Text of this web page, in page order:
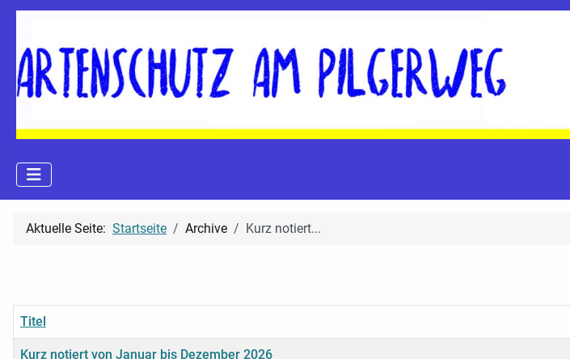
Aktuelle Seite: Startseite Archive Kurz notiert...
Titel
Kurz notiert von Januar bis Dezember 2026